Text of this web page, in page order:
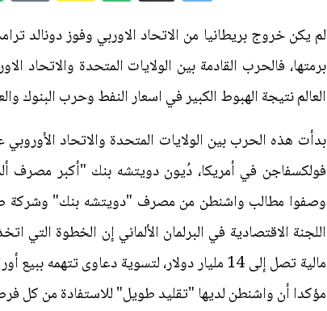
لم يكن خروج بريطانيا من الاتحاد الاوربي وفوز دونالد
برمتها، فالحرب القادمة بين الولايات المتحدة والاتحاد
العالم نتيجة الهبوط الكبير في اسعار النفط وحرب البنوك
بدأت هذه الحرب بين الولايات المتحدة والاتحاد
فولكسفاجن في أمريكا، دُيون دويتشه بنك "أكبر مصرف
وصفوا مطالب واشنطن من مصرف "دويتشه بنك" وشركة
اللجنة الاقتصادية في البرلمان الألماني إن الخطوة
مالية تصل إلى 14 مليار دولار، لتسوية
مؤكدا أن واشنطن لديها "تقليد طويل" للاستفادة من